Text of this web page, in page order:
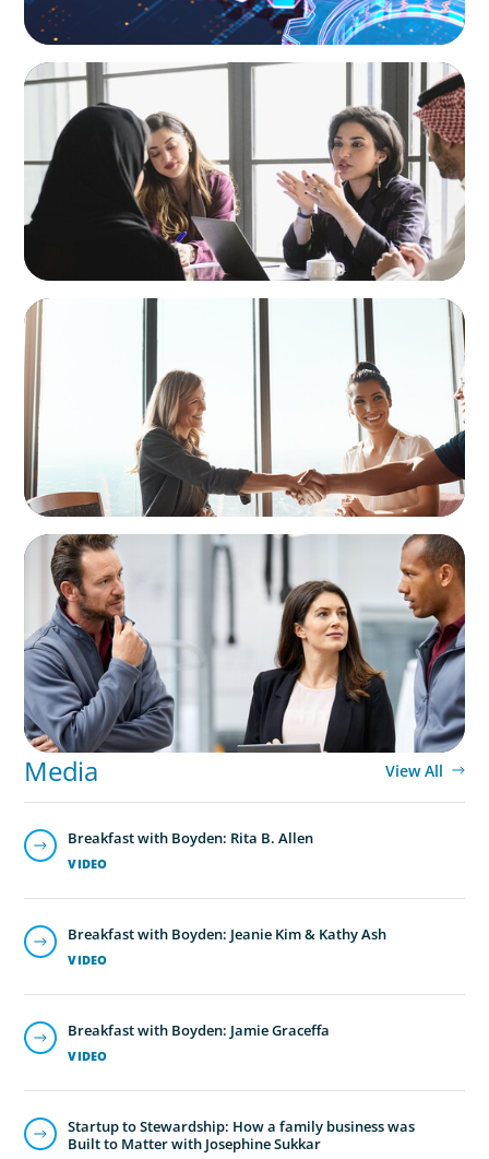
ARTICLES & PAPERS
Recruiting Centralized Leadership for a
Diversified Family Conglomerate
BLOG
The High-Stakes Season of Hiring
ARTICLES & PAPERS
A Regional CEO Search to Realise U.S. Market
Potential for a European Family-Owned
Business
Media View All
VIDEO
Breakfast with Boyden: Rita B. Allen
VIDEO
Breakfast with Boyden: Jeanie Kim & Kathy Ash
VIDEO
Breakfast with Boyden: Jamie Graceffa
Startup to Stewardship: How a family business was
Built to Matter with Josephine Sukkar